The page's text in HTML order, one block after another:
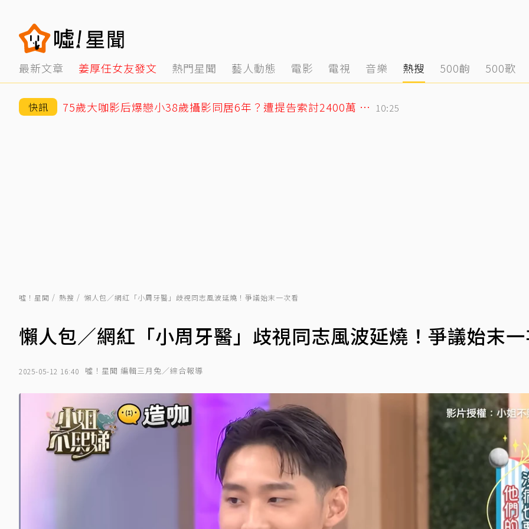
最新文章 姜厚任女友發文 熱門星聞 藝人動態 電影 電視 音樂 熱搜 500齣 500歌
快訊 75歲大咖影后爆戀小38歲攝影同居6年？遭提告索討2400萬 硬氣反擊絕不給 10:25
噓！星聞 熱搜 懶人包／網紅「小周牙醫」歧視同志風波延燒！爭議始末一次看
懶人包／網紅「小周牙醫」歧視同志風波延燒！爭議始末
2025-05-12 16:40 噓！星聞 編輯三月兔／綜合報導